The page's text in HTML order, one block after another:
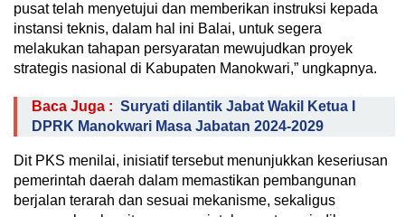
pusat telah menyetujui dan memberikan instruksi kepada
instansi teknis, dalam hal ini Balai, untuk segera
melakukan tahapan persyaratan mewujudkan proyek
strategis nasional di Kabupaten Manokwari,” ungkapnya.
Baca Juga : Suryati dilantik Jabat Wakil Ketua I
DPRK Manokwari Masa Jabatan 2024-2029
Dit PKS menilai, inisiatif tersebut menunjukkan keseriusan
pemerintah daerah dalam memastikan pembangunan
berjalan terarah dan sesuai mekanisme, sekaligus